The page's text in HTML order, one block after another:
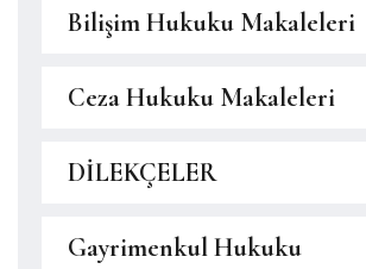
Bilişim Hukuku Makaleleri
Ceza Hukuku Makaleleri
DİLEKÇELER
Gayrimenkul Hukuku